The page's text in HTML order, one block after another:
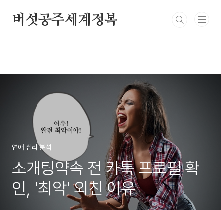
버섯공주세계정복
연애 심리 분석
소개팅약속 전 카톡 프로필 확
인, '최악' 외친 이유